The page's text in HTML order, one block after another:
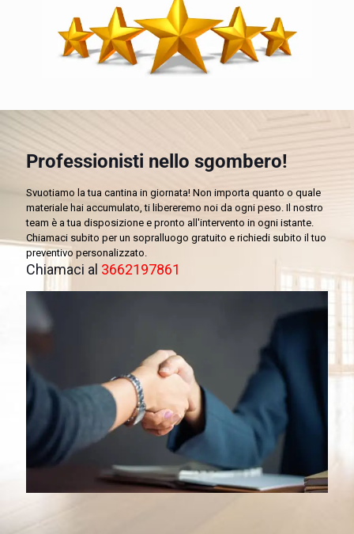
Professionisti nello sgombero!
Svuotiamo la tua cantina in giornata! Non importa quanto o quale
materiale hai accumulato, ti libereremo noi da ogni peso. Il nostro
team è a tua disposizione e pronto all'intervento in ogni istante.
Chiamaci subito per un sopralluogo gratuito e richiedi subito il tuo
preventivo personalizzato.
Chiamaci al 3662197861